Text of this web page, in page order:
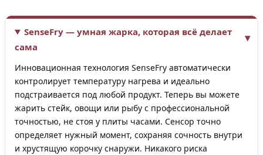
SenseFry — умная жарка, которая всё делает
сама
Инновационная технология SenseFry автоматически
контролирует температуру нагрева и идеально
подстраивается под любой продукт. Теперь вы можете
жарить стейк, овощи или рыбу с профессиональной
точностью, не стоя у плиты часами. Сенсор точно
определяет нужный момент, сохраняя сочность внутри
и хрустящую корочку снаружи. Никакого риска